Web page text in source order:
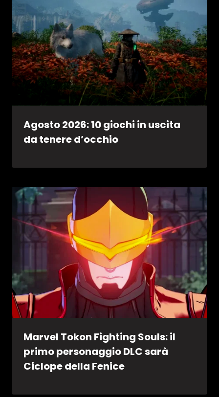
Agosto 2026: 10 giochi in uscita
da tenere d’occhio
Marvel Tokon Fighting Souls: il
primo personaggio DLC sarà
Ciclope della Fenice